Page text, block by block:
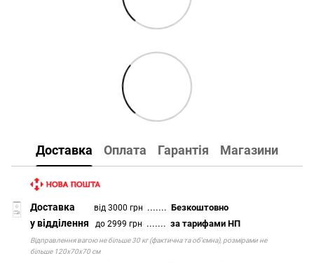
Доставка Оплата Гарантія Магазини
Доставка від 3000 грн .......Безкоштовно
у відділення до 2999 грн .......за тарифами НП
Відправлення вагою не більше 30 кг (фактична та об'ємна), розмірами не
більше 120х70х70 см